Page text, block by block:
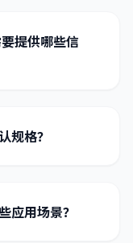
提供哪些信
规格？
应用场景？